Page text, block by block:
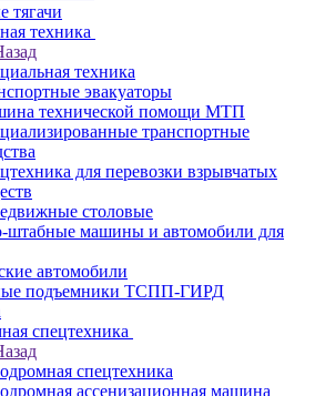
тягачи
техника
техника
эвакуаторы
технической помощи МТП
транспортные
для перевозки взрывчатых
столовые
штабные машины и автомобили для
автомобили
подъемники ТСПП-ГИРД
спецтехника
спецтехника
ассенизационная машина